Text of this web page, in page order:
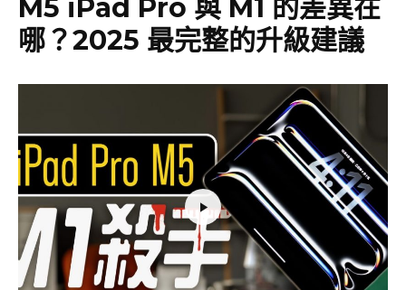
M5 iPad Pro 與 M1 的差異在
哪？2025 最完整的升級建議